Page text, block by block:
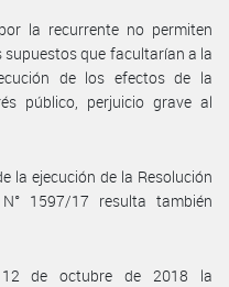
la recurrente no permiten
que facultarían a la
de los efectos de la
público, perjuicio grave al
la ejecución de la Resolución
N° 1597/17 resulta también
12 de octubre de 2018 la